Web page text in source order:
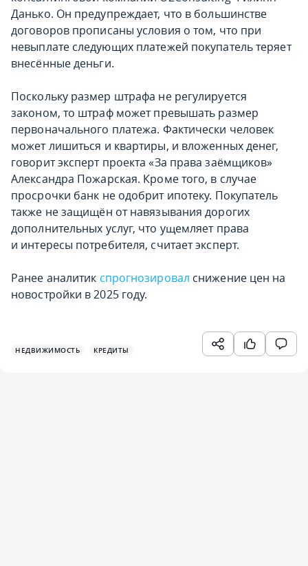
Данько. Он предупреждает, что в большинстве
договоров прописаны условия о том, что при
невыплате следующих платежей покупатель теряет
внесённые деньги.
Поскольку размер штрафа не регулируется
законом, то штраф может превышать размер
первоначального платежа. Фактически человек
может лишиться и квартиры, и вложенных денег,
говорит эксперт проекта «За права заёмщиков»
Александра Пожарская. Кроме того, в случае
просрочки банк не одобрит ипотеку. Покупатель
также не защищён от навязывания дорогих
дополнительных услуг, что ущемляет права
и интересы потребителя, считает эксперт.
Ранее аналитик спрогнозировал снижение цен на
новостройки в 2025 году.
НЕДВИЖИМОСТЬ КРЕДИТЫ